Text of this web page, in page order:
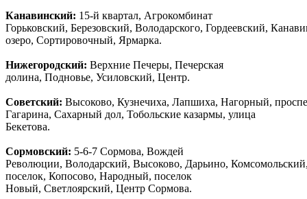
Канавинский: 15-й квартал, Агрокомбинат
Горьковский, Березовский, Володарского, Гордеевский,
озеро, Сортировочный, Ярмарка.
Нижегородский: Верхние Печеры, Печерская
долина, Подновье, Усиловский, Центр.
Советский: Высоково, Кузнечиха, Лапшиха, Нагорный,
Гагарина, Сахарный дол, Тобольские казармы, улица
Бекетова.
Сормовский: 5-6-7 Сормова, Вождей
Революции, Володарский, Высоково, Дарьино,
поселок, Копосово, Народный, поселок
Новый, Светлоярский, Центр Сормова.